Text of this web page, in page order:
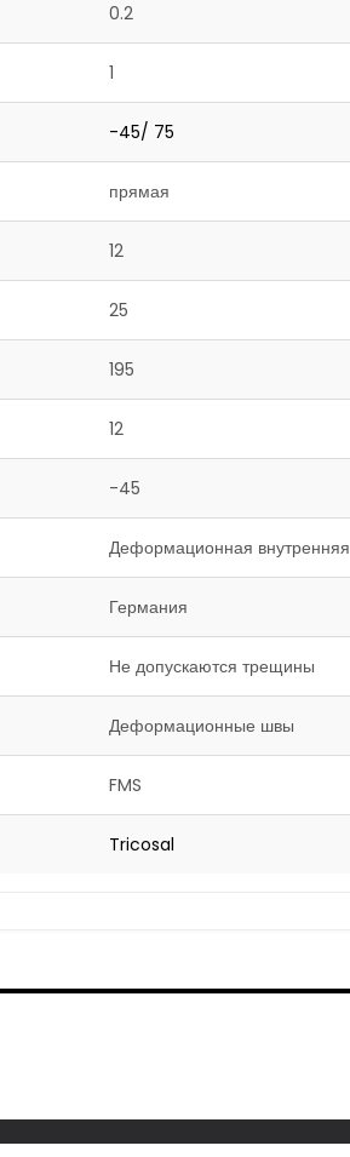
0.2
1
-45/ 75
прямая
12
25
195
12
-45
Деформационная внутренняя
Германия
Не допускаются трещины
Деформационные швы
FMS
Tricosal